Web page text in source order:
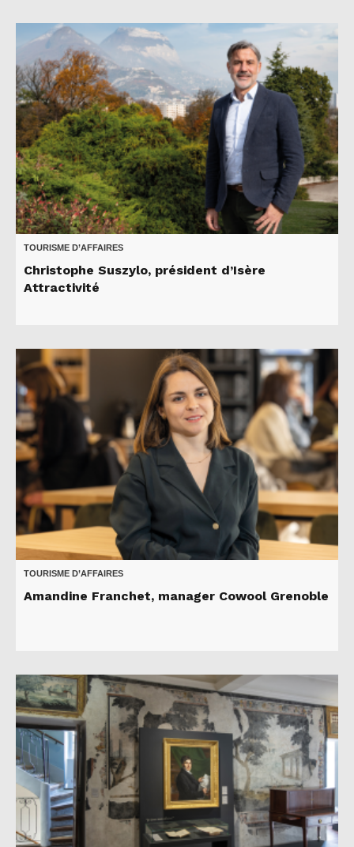
TOURISME D’AFFAIRES
Christophe Suszylo, président d’Isère
Attractivité
TOURISME D’AFFAIRES
Amandine Franchet, manager Cowool Grenoble